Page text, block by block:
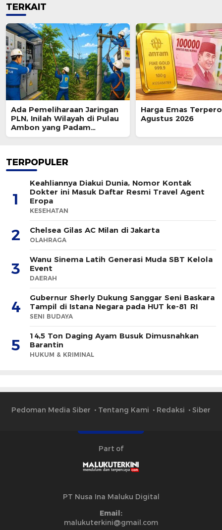
TERKAIT
Ada Pemeliharaan Jaringan
PLN, Inilah Wilayah di Pulau
Ambon yang Padam
Sementara 8 Agustus 2026
Harga Emas
Agustus 2026
TERPOPULER
1
Keahliannya Diakui Dunia, Nomor Kontak
Dokter ini Masuk Daftar Resmi Travel Agent
Eropa
KESEHATAN
2 Chelsea Gilas AC Milan di Jakarta
OLAHRAGA
3
Wanu Sinema Latih Generasi Muda SBT Kelola
Event
DAERAH
4
Gubernur Sherly Dukung Sanggar Seni Baskara
Tampil di Istana Negara pada HUT ke-81 RI
SENI BUDAYA
5
14,5 Ton Daging Ayam Busuk Dimusnahkan
Barantin
HUKUM & KRIMINAL
Pedoman Media Siber Tentang Kami Redaksi Siber
Part of
PT Nusa Ina Maluku Digital
Email:
malukuterkini@gmail.com